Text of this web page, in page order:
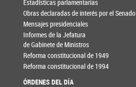
Estadísticas parlamentarias
Obras declaradas de interés por el Senado
Mensajes presidenciales
Informes de la Jefatura
de Gabinete de Ministros
Reforma constitucional de 1949
Reforma constitucional de 1994
ÓRDENES DEL DÍA